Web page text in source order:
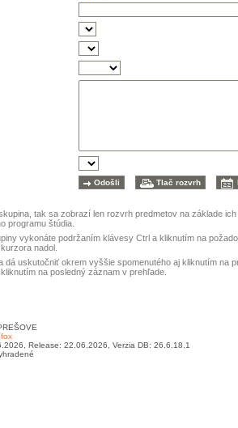
tak sa zobrazí len rozvrh predmetov na základe
programu štúdia.
vykonáte podržaním klávesy Ctrl a kliknutím na
nadol.
uskutočniť okrem vyššie spomenutého aj kliknutím na
na posledný záznam v prehľade.
Release: 22.06.2026, Verzia DB: 26.6.18.1